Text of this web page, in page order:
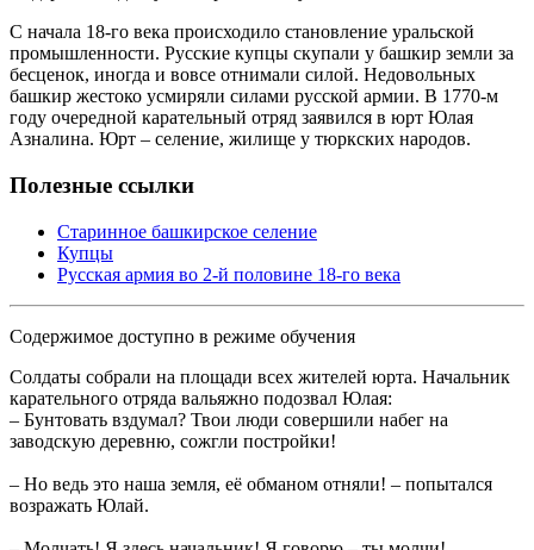
С начала 18-го века происходило становление уральской
промышленности. Русские купцы скупали у башкир земли за
бесценок, иногда и вовсе отнимали силой. Недовольных
башкир жестоко усмиряли силами русской армии. В 1770-м
году очередной карательный отряд заявился в юрт Юлая
Азналина. Юрт – селение, жилище у тюркских народов.
Полезные ссылки
Старинное башкирское селение
Купцы
Русская армия во 2-й половине 18-го века
Содержимое доступно в режиме обучения
Солдаты собрали на площади всех жителей юрта. Начальник
карательного отряда вальяжно подозвал Юлая:
– Бунтовать вздумал? Твои люди совершили набег на
заводскую деревню, сожгли постройки!
– Но ведь это наша земля, её обманом отняли! – попытался
возражать Юлай.